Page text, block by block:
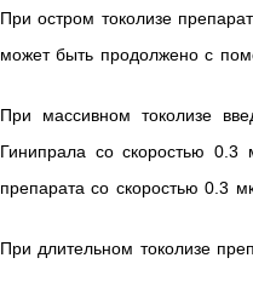
При остром токолизе
может быть продолжено с
При массивном токолизе
Гинипрала со скоростью 0.3
препарата со скоростью 0.3
При длительном токолизе